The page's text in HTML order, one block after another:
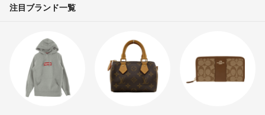
注目ブランド一覧